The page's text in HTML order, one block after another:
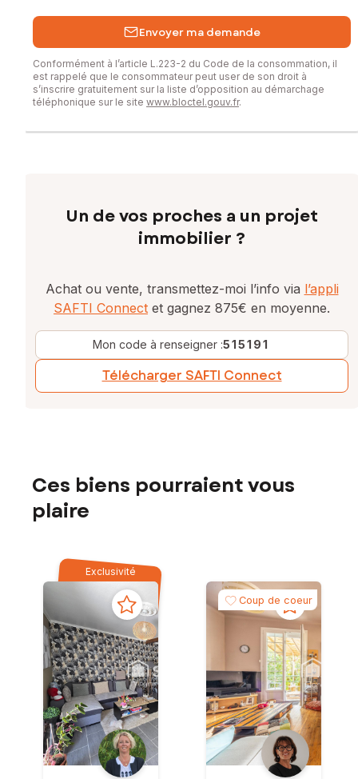
Envoyer ma demande
Conformément à l’article L.223-2 du Code de la consommation, il
est rappelé que le consommateur peut user de son droit à
s’inscrire gratuitement sur la liste d’opposition au démarchage
téléphonique sur le site www.bloctel.gouv.fr.
Un de vos proches a un projet
immobilier ?
Achat ou vente, transmettez-moi l’info via l’appli
SAFTI Connect et gagnez 875€ en moyenne.
Mon code à renseigner :515191
Télécharger SAFTI Connect
Ces biens pourraient vous
plaire
Exclusivité
Coup de coeur